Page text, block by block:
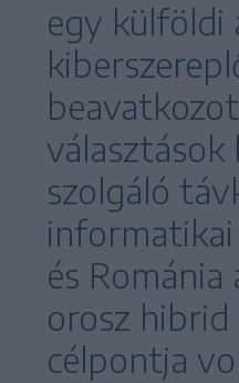
egy külföldi
szolgáló
informatikai
és Románia
orosz hibrid
célpontja